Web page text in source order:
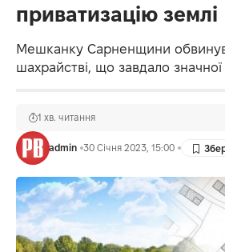
приватизацію землі
Мешканку Сарненщини
шахрайстві, що завдало
admin 30 Січня 2023, 15:00
1 хв. читання